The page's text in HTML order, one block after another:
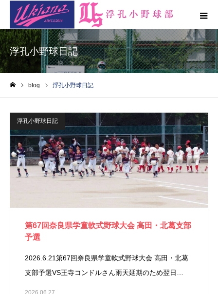
浮孔小野球日記
blog 浮孔小野球日記
浮孔小野球日記
第67回奈良県学童軟式野球大会 高田・北葛支部
予選
2026.6.21第67回奈良県学童軟式野球大会 高田・北葛
支部予選VS王寺コンドルさん⁡雨天延期のため翌日…
2026.06.27